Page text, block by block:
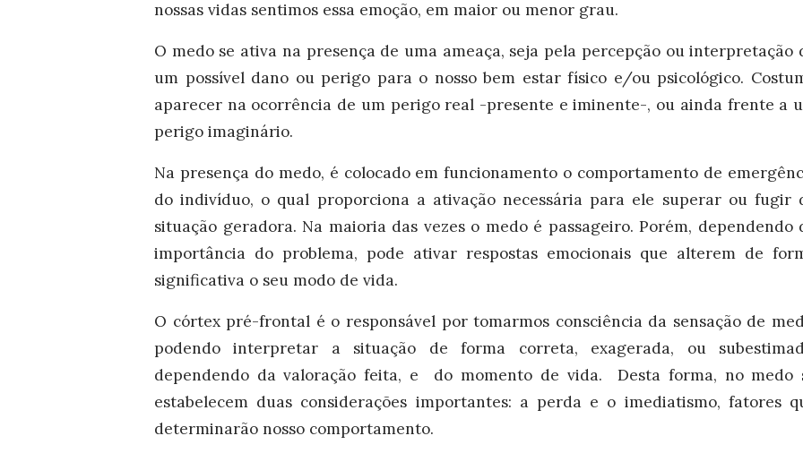
nossas vidas sentimos essa emoção, em maior ou menor grau.
O medo se ativa na presença de uma ameaça, seja pela percepção ou interpretação
um possível dano ou perigo para o nosso bem estar físico e/ou psicológico.
aparecer na ocorrência de um perigo real -presente e iminente-, ou ainda frente a
perigo imaginário.
Na presença do medo, é colocado em funcionamento o comportamento de
do indivíduo, o qual proporciona a ativação necessária para ele superar ou fugir
situação geradora. Na maioria das vezes o medo é passageiro. Porém, dependendo
importância do problema, pode ativar respostas emocionais que alterem de
significativa o seu modo de vida.
O córtex pré-frontal é o responsável por tomarmos consciência da sensação de
podendo interpretar a situação de forma correta, exagerada, ou
dependendo da valoração feita, e do momento de vida. Desta forma, no medo
estabelecem duas considerações importantes: a perda e o imediatismo, fatores
determinarão nosso comportamento.